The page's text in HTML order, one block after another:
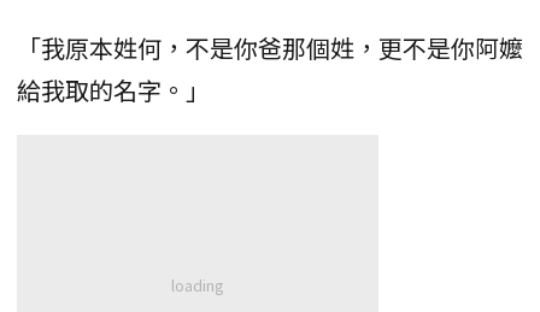
「我原本姓何，不是你爸那個姓，更不是你阿嬤
給我取的名字。」